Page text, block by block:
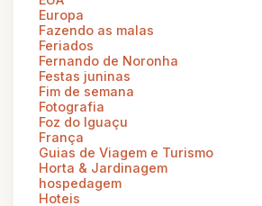
Europa
Fazendo as malas
Feriados
Fernando de Noronha
Festas juninas
Fim de semana
Fotografia
Foz do Iguaçu
França
Guias de Viagem e Turismo
Horta & Jardinagem
hospedagem
Hoteis